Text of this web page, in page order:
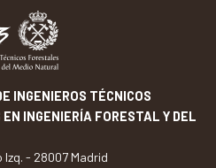
INGENIEROS TÉCNICOS
INGENIERÍA FORESTAL Y DEL
Izq. - 28007 Madrid